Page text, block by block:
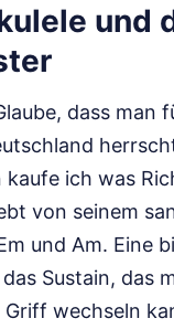
und
dass man
ich was
von seinem
und Am. Eine
Sustain, das
wechseln